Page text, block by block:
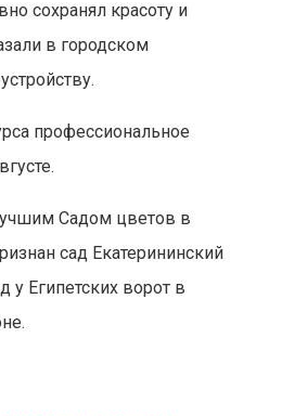
сохранял красоту и
в городском
профессиональное
Садом цветов в
сад Екатерининский
у Египетских ворот в